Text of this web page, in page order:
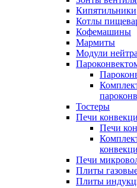
Кипятильники
Котлы
Кофемашины
Мармиты
Модули
Тостеры
Печи
Печи
Печи
Плиты
Плиты